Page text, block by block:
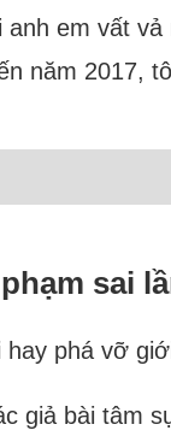
em vất
năm 2017,
sai
phá vỡ
giả bài tâm